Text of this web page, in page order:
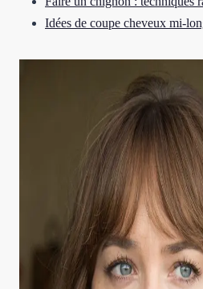
Idées de coupe cheveux mi-